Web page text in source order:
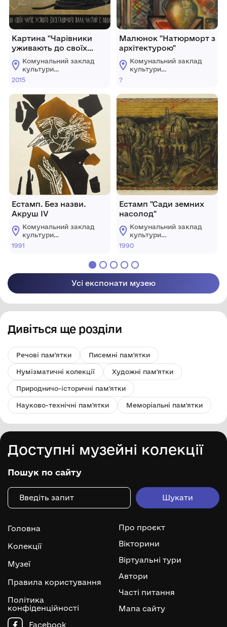
Картина "Чарівники
уживають до своїх
чарів усякого зіля,
гадючого жала, частий
з людини та річий з
«Демонологія»
Комунальний заклад
культури
"Хмельницький
музей"
2015
Естамп. Без назви.
Акруш ІV
Комунальний заклад
культури
"Хмельницький
1991
Малюнок "Натюрморт з
архітектурою"
Комунальний заклад
культури
музей"
?
Естамп "Сади земних
насолод"
Комунальний заклад
культури
"Хмельницький
1990
Усі експонати музею
Дивіться ще розділи
Речові пам'ятки Писемні пам'ятки
Нумізматичні колекції Художні пам'ятки
Природничо-історичні пам'ятки
Науково-технічні пам'ятки Меморіальні пам'ятки
Доступні музейні колекції
Пошук по сайту
Головна
Колекції
Музеї
Правила користування
Політика
конфіденційності
Про проєкт
Вікторини
Віртуальні тури
Автори
Часті питання
Мапа сайту
Facebook